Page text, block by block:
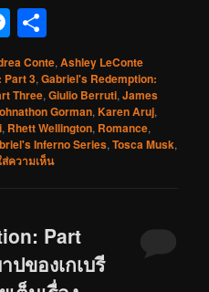
Messenger
Conte,Ashley LeConte
Part 3,Gabriel's Redemption:
Three,Giulio Berruti,James
Gorman,Karen Aruj,
, Rhett Wellington, Romance,
Inferno Series,Tosca Musk,
ส่ความเห็น
Part
ปของเกเบรี